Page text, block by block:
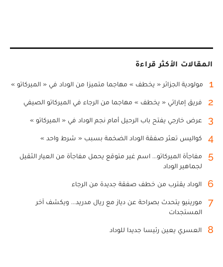
المقالات الأكثر قراءة
1 مولودية الجزائر « يخطف » مهاجما متميزا من الوداد في « الميركاتو »
2 فريق إماراتي « يخطف » مهاجما من الرجاء في الميركاتو الصيفي
3 عرض خارجي يفتح باب الرحيل أمام نجم الوداد في « الميركاتو »
4 كواليس تعثر صفقة الوداد الضخمة بسبب « شرط واحد »
5
مفاجأة الميركاتو... اسم غير متوقع يحمل مفاجأة من العيار الثقيل
لجماهير الوداد
6 الوداد يقترب من خطف صفقة جديدة من الرجاء
7
مورينيو يتحدث بصراحة عن دياز مع ريال مدريد... ويكشف آخر
المستجدات
8 العسري يعين رئيسا جديدا للوداد